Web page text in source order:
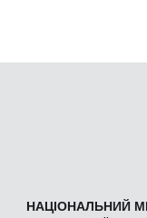
НАЦІОНАЛЬНИЙ